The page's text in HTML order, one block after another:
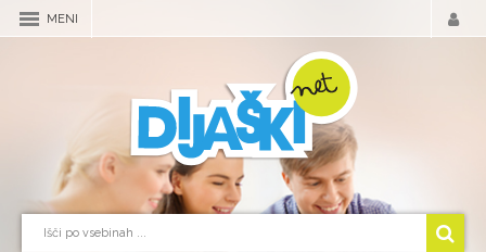
MENI